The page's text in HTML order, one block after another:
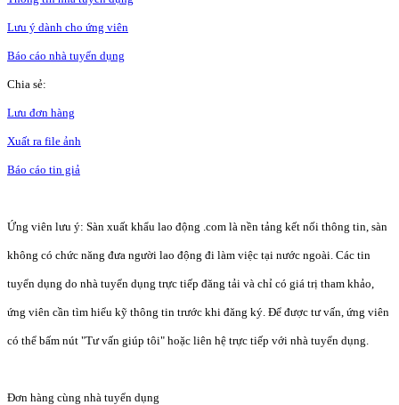
Lưu ý dành cho ứng viên
Báo cáo nhà tuyển dụng
Chia sẻ:
Lưu đơn hàng
Xuất ra file ảnh
Báo cáo tin giả
Ứng viên lưu ý: Sàn xuất khẩu lao động .com là nền tảng kết nối thông tin, sàn
không có chức năng đưa người lao động đi làm việc tại nước ngoài. Các tin
tuyển dụng do nhà tuyển dụng trực tiếp đăng tải và chỉ có giá trị tham khảo,
ứng viên cần tìm hiểu kỹ thông tin trước khi đăng ký. Để được tư vấn, ứng viên
có thể bấm nút "Tư vấn giúp tôi" hoặc liên hệ trực tiếp với nhà tuyển dụng.
Đơn hàng cùng nhà tuyển dụng